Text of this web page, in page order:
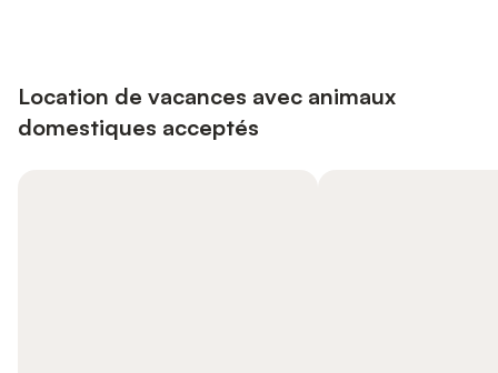
Location de vacances avec animaux
domestiques acceptés